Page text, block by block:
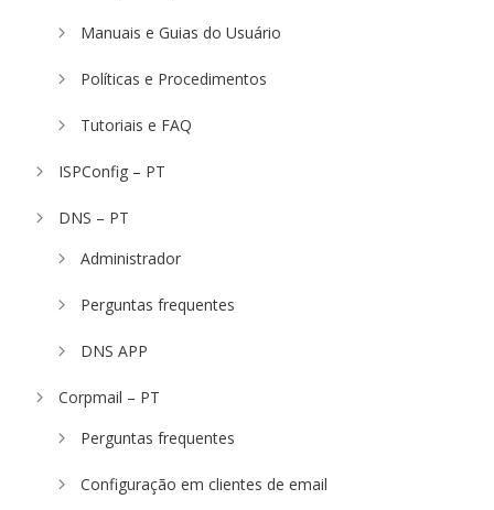
Manuais e Guias do Usuário
Políticas e Procedimentos
Tutoriais e FAQ
ISPConfig – PT
DNS – PT
Administrador
Perguntas frequentes
DNS APP
Corpmail – PT
Perguntas frequentes
Configuração em clientes de email